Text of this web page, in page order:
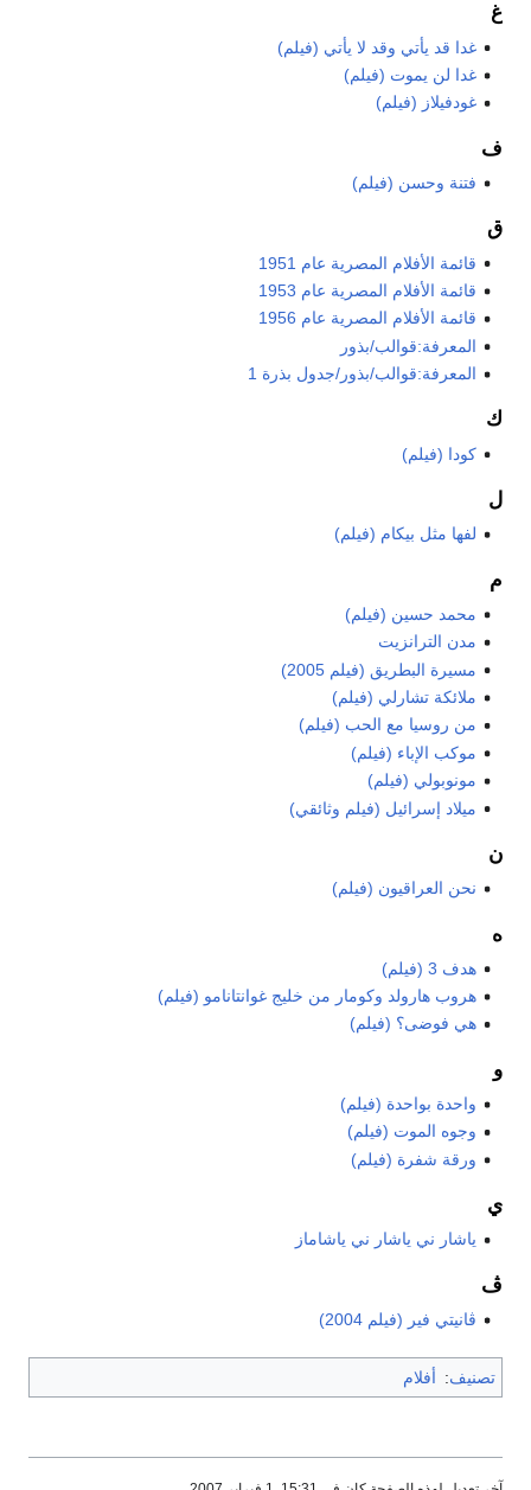
غ
غدا قد يأتي وقد لا يأتي (فيلم)
غدا لن يموت (فيلم)
غودفيلاز (فيلم)
ف
فتنة وحسن (فيلم)
ق
قائمة الأفلام المصرية عام 1951
قائمة الأفلام المصرية عام 1953
قائمة الأفلام المصرية عام 1956
المعرفة:قوالب/بذور
المعرفة:قوالب/بذور/جدول بذرة 1
ك
كودا (فيلم)
ل
لفها مثل بيكام (فيلم)
م
محمد حسين (فيلم)
مدن الترانزيت
مسيرة البطريق (فيلم 2005)
ملائكة تشارلي (فيلم)
من روسيا مع الحب (فيلم)
موكب الإباء (فيلم)
مونوبولي (فيلم)
ميلاد إسرائيل (فيلم وثائقي)
ن
نحن العراقيون (فيلم)
ه
هدف 3 (فيلم)
هروب هارولد وكومار من خليج غوانتانامو (فيلم)
هي فوضى؟ (فيلم)
و
واحدة بواحدة (فيلم)
وجوه الموت (فيلم)
ورقة شفرة (فيلم)
ي
ياشار ني ياشار ني ياشاماز
ڤ
ڤانيتي فير (فيلم 2004)
تصنيف: أفلام